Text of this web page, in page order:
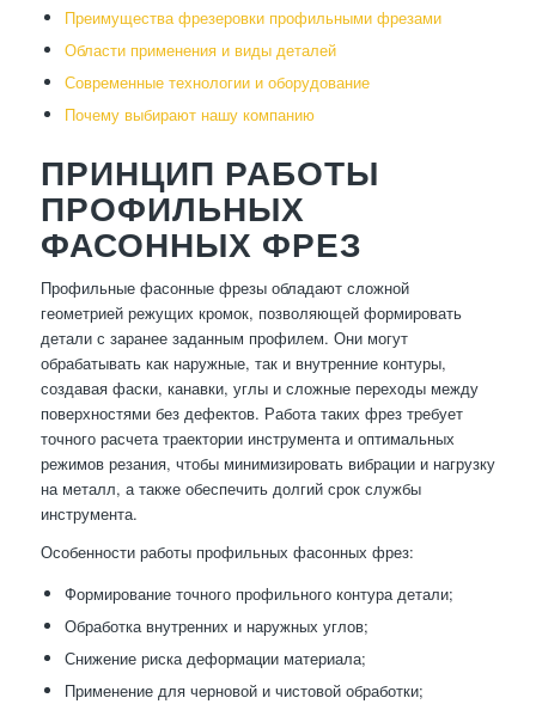
Преимущества фрезеровки профильными фрезами
Области применения и виды деталей
Современные технологии и оборудование
Почему выбирают нашу компанию
ПРИНЦИП РАБОТЫ
ПРОФИЛЬНЫХ
ФАСОННЫХ ФРЕЗ
Профильные фасонные фрезы обладают сложной
геометрией режущих кромок, позволяющей формировать
детали с заранее заданным профилем. Они могут
обрабатывать как наружные, так и внутренние контуры,
создавая фаски, канавки, углы и сложные переходы между
поверхностями без дефектов. Работа таких фрез требует
точного расчета траектории инструмента и оптимальных
режимов резания, чтобы минимизировать вибрации и нагрузку
на металл, а также обеспечить долгий срок службы
инструмента.
Особенности работы профильных фасонных фрез:
Формирование точного профильного контура детали;
Обработка внутренних и наружных углов;
Снижение риска деформации материала;
Применение для черновой и чистовой обработки;